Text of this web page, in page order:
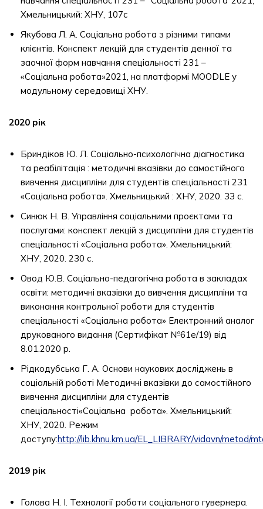
Хмельницький: ХНУ, 107с
Якубова Л. А. Соціальна робота з різними типами
клієнтів. Конспект лекцій для студентів денної та
заочної форм навчання спеціальності 231 –
«Соціальна робота»2021, на платформі MOODLE у
модульному середовищі ХНУ.
2020 рік
Бриндіков Ю. Л. Соціально-психологічна діагностика
та реабілітація : методичні вказівки до самостійного
вивчення дисципліни для студентів спеціальності 231
«Соціальна робота». Хмельницький : ХНУ, 2020. 33 с.
Синюк Н. В. Управління соціальними проєктами та
послугами: конспект лекцій з дисципліни для студентів
спеціальності «Соціальна робота». Хмельницький:
ХНУ, 2020. 230 с.
Овод Ю.В. Соціально-педагогічна робота в закладах
освіти: методичні вказівки до вивчення дисципліни та
виконання контрольної роботи для студентів
спеціальності «Соціальна робота» Електронний аналог
друкованого видання (Сертифікат №61е/19) від
8.01.2020 р.
Рідкодубська Г. А. Основи наукових досліджень в
соціальній роботі Методичні вказівки до самостійного
вивчення дисципліни для студентів
спеціальності«Соціальна робота». Хмельницький:
ХНУ, 2020. Режим
доступу:http://lib.khnu.km.ua/EL_LIBRARY/vidavn/metod/
2019 рік
Голова Н. І. Технології роботи соціального гувернера.